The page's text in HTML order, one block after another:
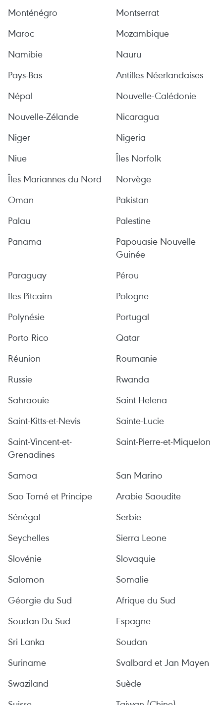
Monténégro
Montserrat
Maroc
Mozambique
Namibie
Nauru
Pays-Bas
Antilles Néerlandaises
Népal
Nouvelle-Calédonie
Nouvelle-Zélande
Nicaragua
Niger
Nigeria
Niue
Îles Norfolk
Îles Mariannes du Nord
Norvège
Oman
Pakistan
Palau
Palestine
Panama
Papouasie Nouvelle
Guinée
Paraguay
Pérou
Iles Pitcairn
Pologne
Polynésie
Portugal
Porto Rico
Qatar
Réunion
Roumanie
Russie
Rwanda
Sahraouie
Saint Helena
Saint-Kitts-et-Nevis
Sainte-Lucie
Saint-Vincent-et-
Grenadines
Saint-Pierre-et-Miquelon
Samoa
San Marino
Sao Tomé et Principe
Arabie Saoudite
Sénégal
Serbie
Seychelles
Sierra Leone
Slovénie
Slovaquie
Salomon
Somalie
Géorgie du Sud
Afrique du Sud
Soudan Du Sud
Espagne
Sri Lanka
Soudan
Suriname
Svalbard et Jan Mayen
Swaziland
Suède